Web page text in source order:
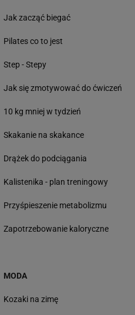
Jak zacząć biegać
Pilates co to jest
Step - Stepy
Jak się zmotywować do ćwiczeń
10 kg mniej w tydzień
Skakanie na skakance
Drążek do podciągania
Kalistenika - plan treningowy
Przyśpieszenie metabolizmu
Zapotrzebowanie kaloryczne
MODA
Kozaki na zimę